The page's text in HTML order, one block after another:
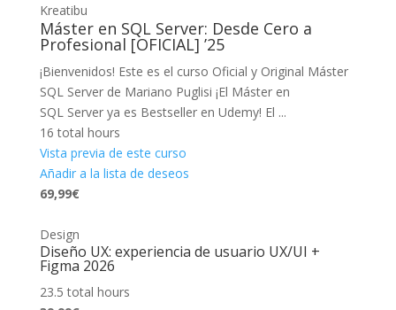
Kreatibu
Máster en SQL Server: Desde Cero a
Profesional [OFICIAL] ’25
¡Bienvenidos! Este es el curso Oficial y Original Máster
SQL Server de Mariano Puglisi ¡El Máster en
SQL Server ya es Bestseller en Udemy! El ...
16 total hours
Vista previa de este curso
Añadir a la lista de deseos
69,99€
Design
Diseño UX: experiencia de usuario UX/UI +
Figma 2026
23.5 total hours